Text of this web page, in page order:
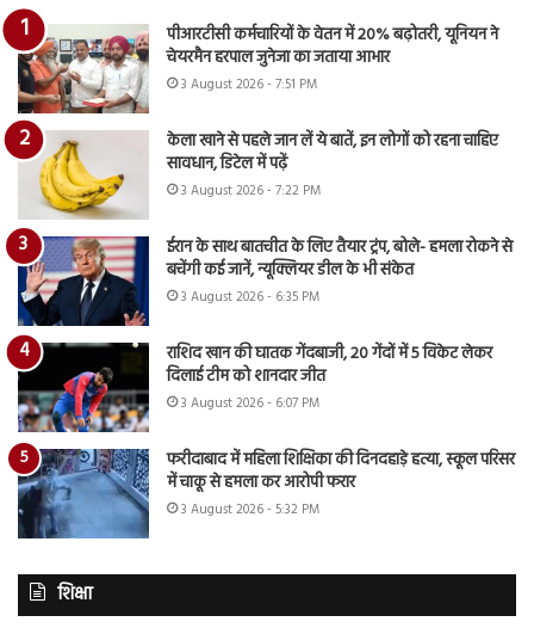
पीआरटीसी कर्मचारियों के वेतन में 20% बढ़ोतरी, यूनियन ने
चेयरमैन हरपाल जुनेजा का जताया आभार
3 August 2026 - 7:51 PM
केला खाने से पहले जान लें ये बातें, इन लोगों को रहना चाहिए
सावधान, डिटेल में पढ़ें
3 August 2026 - 7:22 PM
ईरान के साथ बातचीत के लिए तैयार ट्रंप, बोले- हमला रोकने से
बचेंगी कई जानें, न्यूक्लियर डील के भी संकेत
3 August 2026 - 6:35 PM
राशिद खान की घातक गेंदबाजी, 20 गेंदों में 5 विकेट लेकर
दिलाई टीम को शानदार जीत
3 August 2026 - 6:07 PM
फरीदाबाद में महिला शिक्षिका की दिनदहाड़े हत्या, स्कूल परिसर
में चाकू से हमला कर आरोपी फरार
3 August 2026 - 5:32 PM
शिक्षा